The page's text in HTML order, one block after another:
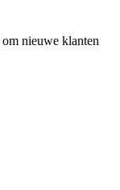
nieuwe klanten